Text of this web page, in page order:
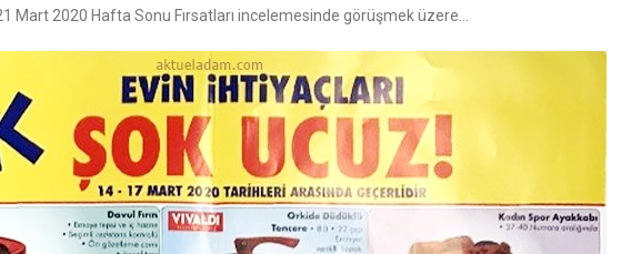
Mart 2020 Hafta Sonu Fırsatları incelemesinde görüşmek üzere…